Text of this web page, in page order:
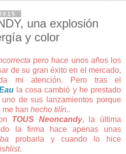
una explosión
y color
pero hace unos años los
de su gran éxito en el mercado,
mi atención. Pero tras el
la cosa cambió y he prestado
de sus lanzamientos porque
me han hecho tilín..
TOUS Neoncandy, la última
la firma hace apenas unas
probarla y cuando lo hice
.